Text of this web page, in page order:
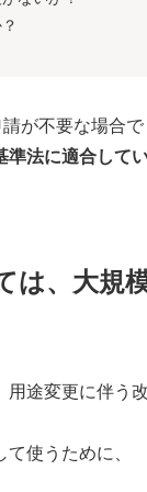
が不要な場合で
法に適合して
は、大規
途変更に伴う
使うために、